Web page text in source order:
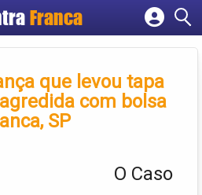
Franca
Cadastrar empresa
Criar contaque levou tapa
com bolsa
SP
O Caso